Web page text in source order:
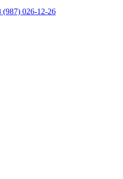
(987) 026-12-26